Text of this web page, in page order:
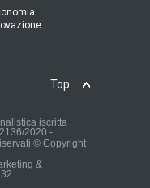
aumenta il
di Albino Perolo:
ha reso
delle Mura
Top
iscritta
2020 -
© Copyright
&